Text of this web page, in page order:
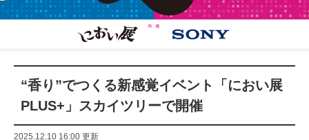
“香り”でつくる新感覚イベント「におい展
PLUS+」スカイツリーで開催
2025.12.10 16:00 更新